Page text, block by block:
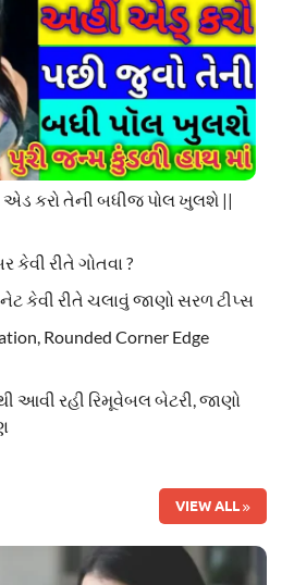
એડ કરો તેની બધીજ પોલ ખુલશે ||
રીતે ગોતવા ?
કેવી રીતે ચલાવું જાણો સરળ ટીપ્સ
Rounded Corner Edge
આવી રહી રિમૂવેબલ બેટરી, જાણો
VIEW ALL